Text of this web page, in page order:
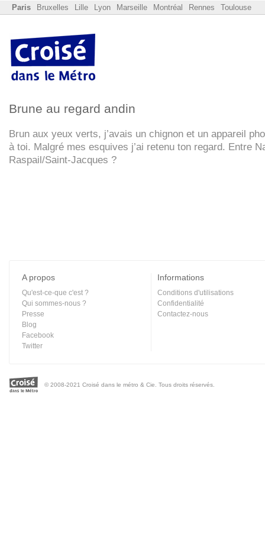
Paris Bruxelles Lille Lyon Marseille Montréal Rennes Toulouse
Brune au regard andin
Brun aux yeux verts, j’avais un chignon et un appareil
à toi. Malgré mes esquives j’ai retenu ton regard. Entre
Raspail/Saint-Jacques ?
A propos
Qu'est-ce-que c'est ?
Qui sommes-nous ?
Presse
Blog
Facebook
Twitter
Informations
Conditions d'utilisations
Confidentialité
Contactez-nous
© 2008-2021 Croisé dans le métro & Cie. Tous droits réservés.